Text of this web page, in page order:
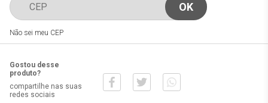
Não sei meu CEP
Gostou desse
produto?
compartilhe nas suas
redes sociais